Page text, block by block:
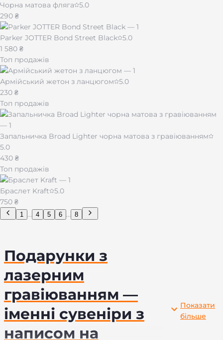
Чорна матова фляга
5.0
290 ₴
Parker JOTTER Bond Street Black 5.0
1 580 ₴
Топ продажів
Армійський жетон з ланцюгом
5.0
230 ₴
Топ продажів
Запальничка Broad Lighter чорна матова з гравіюванням
5.0
430 ₴
Топ продажів
Браслет Kraft
5.0
750 ₴
1 ... 4 5 6 ... 8
Подарунки з
лазерним
гравіюванням —
іменні сувеніри з
написом на
Показати
більше